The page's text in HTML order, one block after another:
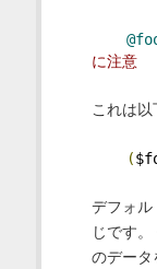
に注意
これは
(
デフォル
じです
のデータ